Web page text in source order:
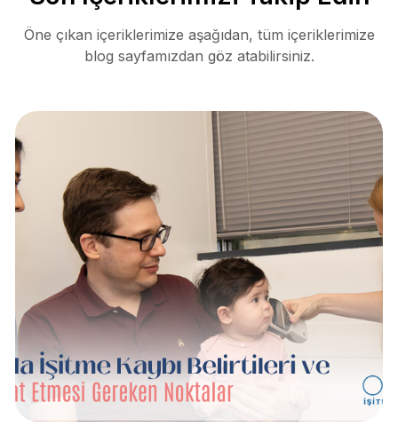
Öne çıkan içeriklerimize aşağıdan, tüm içeriklerimize
blog sayfamızdan göz atabilirsiniz.